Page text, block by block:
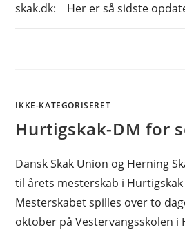
skak.dk: Her er så sidste
IKKE-KATEGORISERET
Hurtigskak-DM for
Dansk Skak Union og Herning
til årets mesterskab i
Mesterskabet spilles over to
oktober på Vestervangsskolen i